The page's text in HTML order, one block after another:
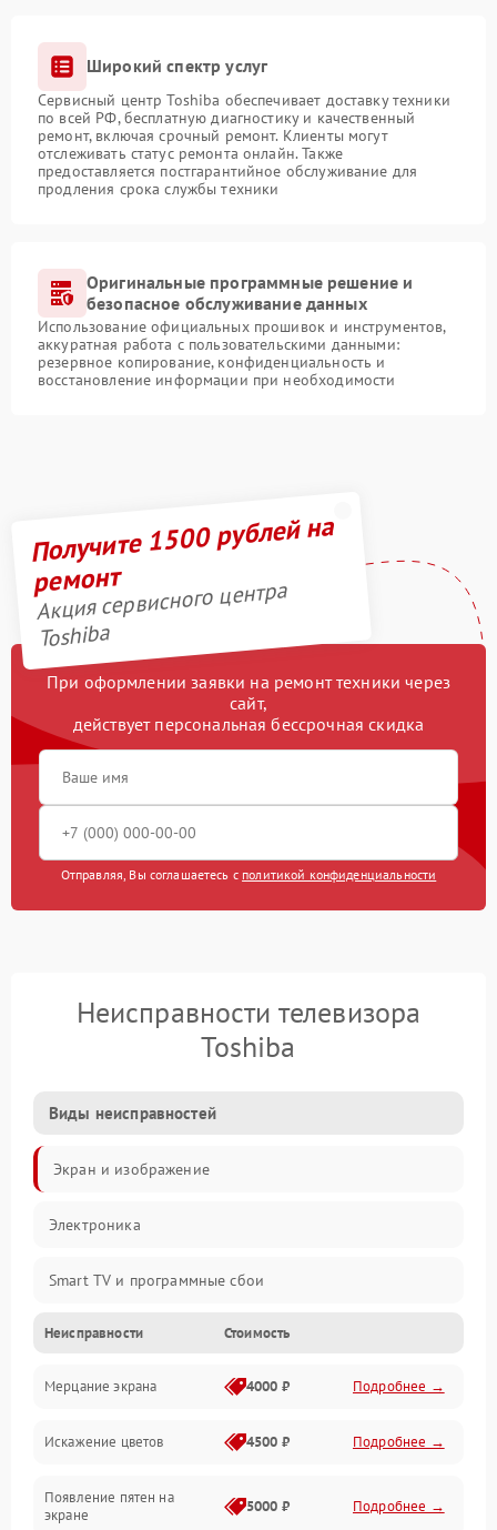
Широкий спектр услуг
Сервисный центр Toshiba обеспечивает доставку техники
по всей РФ, бесплатную диагностику и качественный
ремонт, включая срочный ремонт. Клиенты могут
отслеживать статус ремонта онлайн. Также
предоставляется постгарантийное обслуживание для
продления срока службы техники
Оригинальные программные решение и
безопасное обслуживание данных
Использование официальных прошивок и инструментов,
аккуратная работа с пользовательскими данными:
резервное копирование, конфиденциальность и
восстановление информации при необходимости
Получите 1500 рублей на
ремонт
Акция сервисного центра
Toshiba
При оформлении заявки на ремонт техники через
сайт,
действует персональная бессрочная скидка
Отправляя, Вы соглашаетесь с политикой конфиденциальности
Неисправности телевизора
Toshiba
Виды неисправностей
Экран и изображение
Электроника
Smart TV и программные сбои
Питание и запуск
Подсветка и LED-модули
Звук и аудиосистема
Сигнал и приём каналов
Неисправности Стоимость
Мерцание экрана 4000 ₽ Подробнее →
Искажение цветов 4500 ₽ Подробнее →
Появление пятен на
экране
5000 ₽ Подробнее →